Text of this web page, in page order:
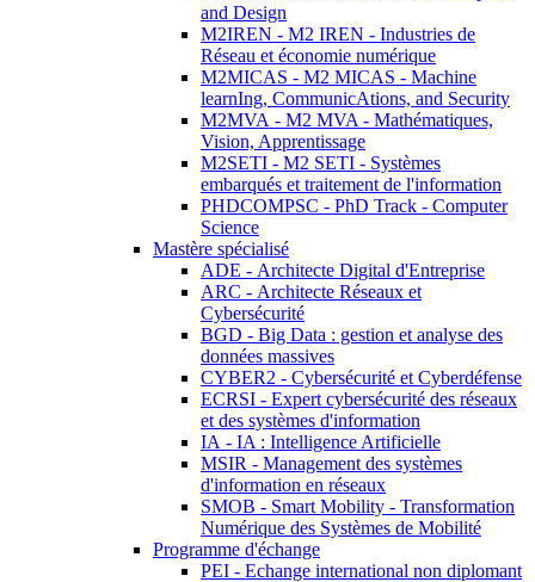
and Design
M2IREN - M2 IREN - Industries de
Réseau et économie numérique
M2MICAS - M2 MICAS - Machine
learnIng, CommunicAtions, and Security
M2MVA - M2 MVA - Mathématiques,
Vision, Apprentissage
M2SETI - M2 SETI - Systèmes
embarqués et traitement de l'information
PHDCOMPSC - PhD Track - Computer
Science
Mastère spécialisé
ADE - Architecte Digital d'Entreprise
ARC - Architecte Réseaux et
Cybersécurité
BGD - Big Data : gestion et analyse des
données massives
CYBER2 - Cybersécurité et Cyberdéfense
ECRSI - Expert cybersécurité des réseaux
et des systèmes d'information
IA - IA : Intelligence Artificielle
MSIR - Management des systèmes
d'information en réseaux
SMOB - Smart Mobility - Transformation
Numérique des Systèmes de Mobilité
Programme d'échange
PEI - Echange international non diplomant